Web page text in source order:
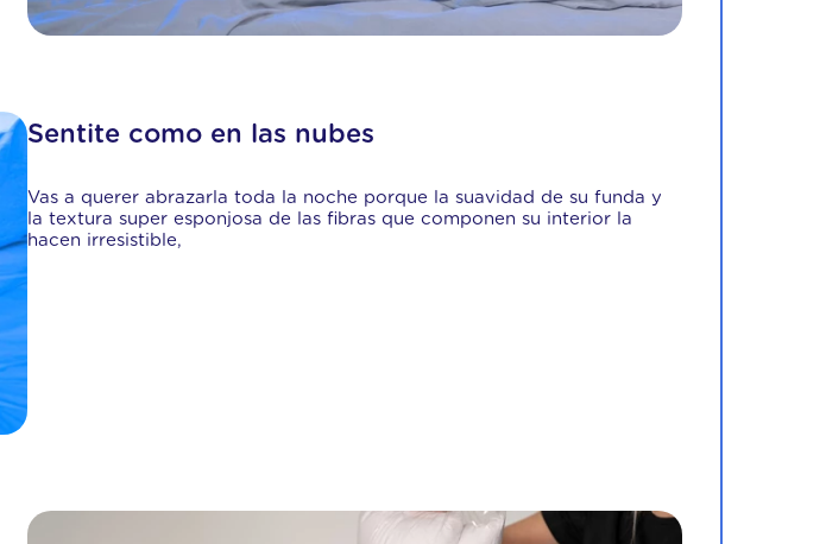
Sentite como en las nubes
Vas a querer abrazarla toda la noche porque la suavidad de su funda y
la textura super esponjosa de las fibras que componen su interior la
hacen irresistible,